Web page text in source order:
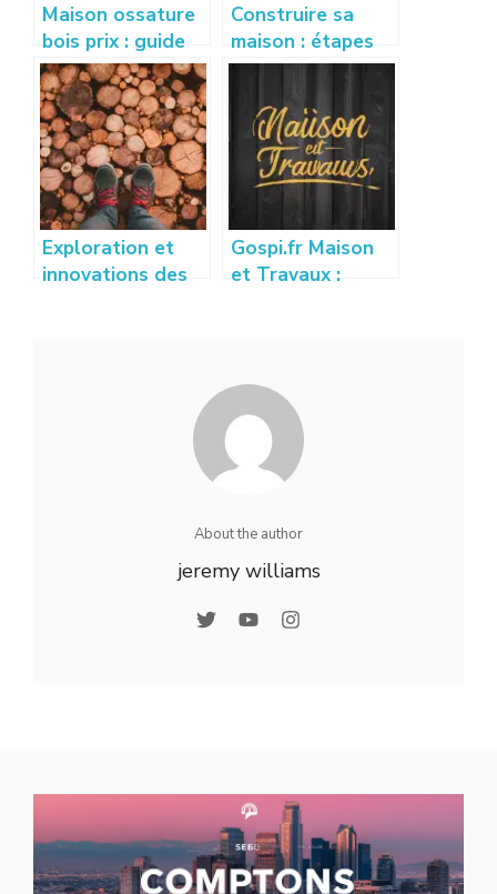
Maison ossature
bois prix : guide
complet pour
estimer votre
budget
Construire sa
maison : étapes
clés et conseils
réussir son projet
Exploration et
innovations des
Gospi.fr Maison
et Travaux :
Conseils
About the author
jeremy williams